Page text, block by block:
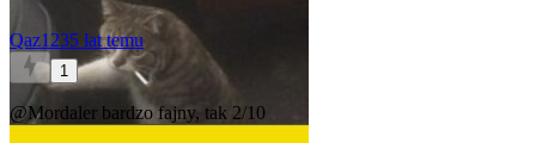
Qaz1235 lat temu
1
@Mordaler bardzo fajny, tak 2/10